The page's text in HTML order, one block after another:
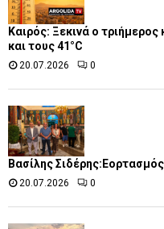
Καιρός: Ξεκινά ο
και τους 41°C
20.07.2026 0
Βασίλης
20.07.2026 0